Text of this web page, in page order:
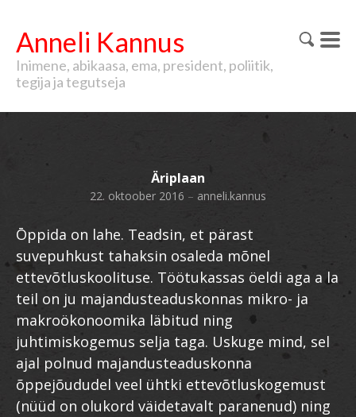
Anneli Kannus
Inimene, abikaasa, ema, president, poliitik,
tegija ja tegutseja
Äriplaan
22. oktoober 2016 – anneli.kannus
Ōppida on lahe. Teadsin, et pärast
suvepuhkust tahaksin osaleda mõnel
ettevõtluskoolituse. Töötukassas öeldi aga a la
teil on ju majandusteaduskonnas mikro- ja
makroökonoomika läbitud ning
juhtimiskogemus selja taga. Uskuge mind, sel
ajal polnud majandusteaduskonna
õppejõududel veel ühtki ettevõtluskogemust
(nüüd on olukord väidetavalt paranenud) ning